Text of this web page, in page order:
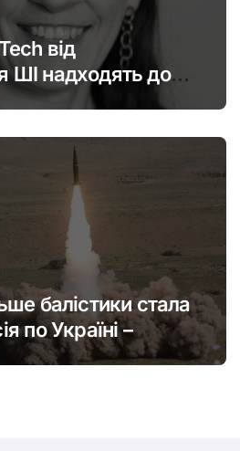
від
ШІ надходять до
глобальну
балістики стала
по Україні –